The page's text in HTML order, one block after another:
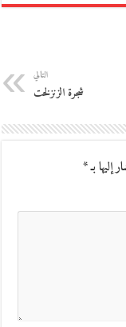
التالي
شجرة الزنزلخت
إليها بـ*